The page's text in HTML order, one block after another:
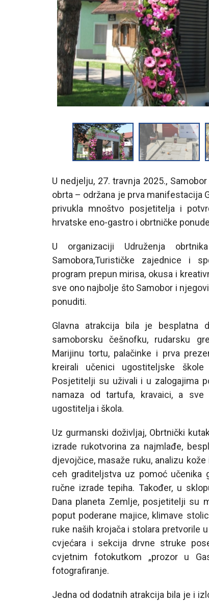
U nedjelju, 27. travnja 2025.,
obrta – održana je prva manifestacija
privukla mnoštvo posjetitelja i
hrvatske eno-gastro i obrtničke
U organizaciji Udruženja
Samobora,Turističke zajednice i
program prepun mirisa, okusa i
sve ono najbolje što Samobor i
ponuditi.
Glavna atrakcija bila je besplatna
samoborsku češnofku, rudarsku
Marijinu tortu, palačinke i prva
kreirali učenici ugostiteljske
Posjetitelji su uživali i u zalogajima
namaza od tartufa, kravaici, a
ugostitelja i škola.
Uz gurmanski doživljaj, Obrtnički
izrade rukotvorina za najmlađe,
djevojčice, masaže ruku, analizu
ceh graditeljstva uz pomoć učenika
ručne izrade tepiha. Također, u
Dana planeta Zemlje, posjetitelji su
poput poderane majice, klimave
ruke naših krojača i stolara pretvorile
cvjećara i sekcija drvne struke
cvjetnim fotokutkom „prozor u
fotografiranje.
Jedna od dodatnih atrakcija bila je i